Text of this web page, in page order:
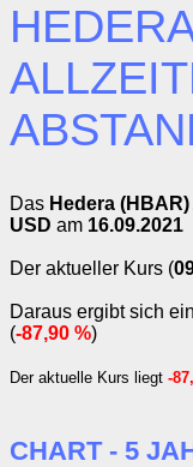
Das Hedera (HBAR)
USD am 16.09.2021
Der aktueller Kurs (
Daraus ergibt sich
(-87,90 %)
Der aktuelle Kurs liegt -
CHART - 5